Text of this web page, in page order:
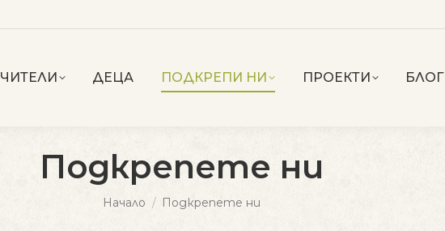
ДЕЦА ПОДКРЕПИ НИ ПРОЕКТИ БЛОГ
Подкрепете ни
You are here:
Начало Подкрепете ни